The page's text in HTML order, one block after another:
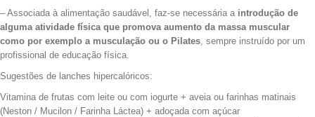
– Associada à alimentação saudável, faz-se necessária aintrodução de
alguma atividade física que promova aumento da massa muscular
como por exemplo a musculação ou o Pilates, sempre instruído por um
profissional de educação física.
Sugestões de lanches hipercalóricos:
Vitamina de frutas com leite ou com iogurte + aveia ou farinhas matinais
(Neston / Mucilon / Farinha Láctea) + adoçada com açúcar